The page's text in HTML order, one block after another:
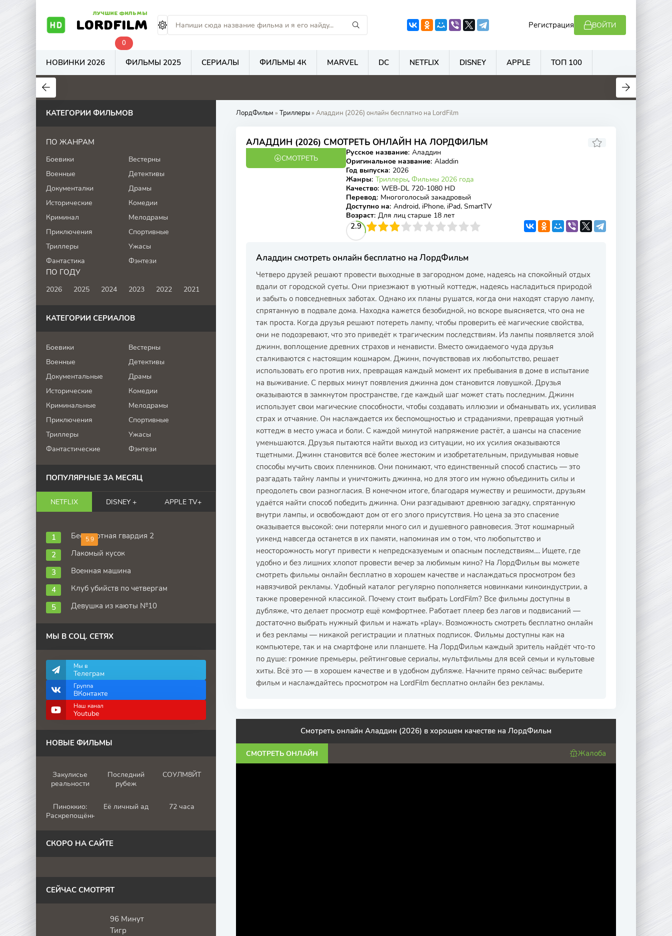
LORDFILM
ЛУЧШИЕ ФИЛЬМЫ
Регистрация ВОЙТИ
НОВИНКИ 2026
0
ФИЛЬМЫ 2025 СЕРИАЛЫ ФИЛЬМЫ 4К MARVEL DC NETFLIX DISNEY APPLE ТОП 100
5.7
ЛордФильм » Триллеры» Аладдин (2026) онлайн бесплатно на LordFilm
АЛАДДИН (2026) СМОТРЕТЬ ОНЛАЙН НА ЛОРДФИЛЬМ
СМОТРЕТЬ
Русское название: Аладдин
Оригинальное название: Aladdin
Год выпуска: 2026
Жанры: Триллеры, Фильмы 2026 года
Качество: WEB-DL 720-1080 HD
Перевод: Многоголосый закадровый
Доступно на: Android, iPhone, iPad, SmartTV
Возраст: Для лиц старше 18 лет
2.9
4 5 6 7 8 9 10
Аладдин смотреть онлайн бесплатно на ЛордФильм
Четверо друзей решают провести выходные в загородном доме, надеясь на спокойный отдых
вдали от городской суеты. Они приезжают в уютный коттедж, надеясь насладиться природой
и забыть о повседневных заботах. Однако их планы рушатся, когда они находят старую лампу,
спрятанную в подвале дома. Находка кажется безобидной, но вскоре выясняется, что она не
так проста. Когда друзья решают потереть лампу, чтобы проверить её магические свойства,
они не подозревают, что это приведёт к трагическим последствиям. Из лампы появляется злой
джинн, воплощение древних страхов и ненависти. Вместо ожидаемого чуда друзья
сталкиваются с настоящим кошмаром. Джинн, почувствовав их любопытство, решает
использовать его против них, превращая каждый момент их пребывания в доме в испытание
на выживание. С первых минут появления джинна дом становится ловушкой. Друзья
оказываются в замкнутом пространстве, где каждый шаг может стать последним. Джинн
использует свои магические способности, чтобы создавать иллюзии и обманывать их, усиливая
страх и отчаяние. Он наслаждается их беспомощностью и страданиями, превращая уютный
коттедж в место ужаса и боли. С каждой минутой напряжение растёт, а шансы на спасение
уменьшаются. Друзья пытаются найти выход из ситуации, но их усилия оказываются
тщетными. Джинн становится всё более жестоким и изобретательным, придумывая новые
способы мучить своих пленников. Они понимают, что единственный способ спастись — это
разгадать тайну лампы и уничтожить джинна, но для этого им нужно объединить силы и
преодолеть свои разногласия. В конечном итоге, благодаря мужеству и решимости, друзьям
удаётся найти способ победить джинна. Они разгадывают древнюю загадку, спрятанную
внутри лампы, и освобождают дом от его злого присутствия. Но цена за это спасение
оказывается высокой: они потеряли много сил и душевного равновесия. Этот кошмарный
уикенд навсегда останется в их памяти, напоминая им о том, что любопытство и
неосторожность могут привести к непредсказуемым и опасным последствиям.... Ищете, где
удобно и без лишних хлопот провести вечер за любимым кино? На ЛордФильм вы можете
смотреть фильмы онлайн бесплатно в хорошем качестве и наслаждаться просмотром без
навязчивой рекламы. Удобный каталог регулярно пополняется новинками киноиндустрии, а
также проверенной классикой. Почему стоит выбрать LordFilm? Все фильмы доступны в
дубляже, что делает просмотр ещё комфортнее. Работает плеер без лагов и подвисаний —
достаточно выбрать нужный фильм и нажать «play». Возможность смотреть бесплатно онлайн
и без рекламы — никакой регистрации и платных подписок. Фильмы доступны как на
компьютере, так и на смартфоне или планшете. На ЛордФильм каждый зритель найдёт что-то
по душе: громкие премьеры, рейтинговые сериалы, мультфильмы для всей семьи и культовые
хиты. Всё это — в хорошем качестве и в удобном дубляже. Начните прямо сейчас: выберите
фильм и наслаждайтесь просмотром на LordFilm бесплатно онлайн без рекламы.
Смотреть онлайн Аладдин (2026) в хорошем качестве на ЛордФильм
СМОТРЕТЬ ОНЛАЙН Жалоба
КАТЕГОРИИ ФИЛЬМОВ
ПО ЖАНРАМ
Боевики
Вестерны
Военные
Детективы
Документалки
Драмы
Исторические
Комедии
Криминал
Мелодрамы
Приключения
Спортивные
Триллеры
Ужасы
Фантастика
Фэнтези
ПО ГОДУ
2026 2025 2024 2023 2022 2021
КАТЕГОРИИ СЕРИАЛОВ
Боевики
Вестерны
Военные
Детективы
Документальные
Драмы
Исторические
Комедии
Криминальные
Мелодрамы
Приключения
Спортивные
Триллеры
Ужасы
Фантастические
Фэнтези
ПОПУЛЯРНЫЕ ЗА МЕСЯЦ
NETFLIX DISNEY + APPLE TV+
5.9
Бессмертная гвардия 2
Лакомый кусок
Военная машина
Клуб убийств по четвергам
Девушка из каюты №10
МЫ В СОЦ. СЕТЯХ
Мы в
Телеграм
Группа
ВКонтакте
Наш канал
Youtube
НОВЫЕ ФИЛЬМЫ
Закулисье
реальности
Последний
рубеж
СОУЛМ8ЙТ
Пиноккио:
Раскрепощённый
Её личный ад 72 часа
СКОРО НА САЙТЕ
СЕЙЧАС СМОТРЯТ
96 Минут
Тигр